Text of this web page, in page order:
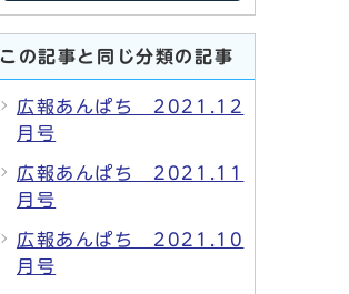
この記事と同じ分類の記事
広報あんぱち 2021.12
月号
広報あんぱち 2021.11
月号
広報あんぱち 2021.10
月号